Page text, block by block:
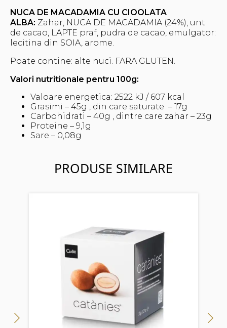
NUCA DE MACADAMIA CU CIOOLATA
ALBA: Zahar, NUCA DE MACADAMIA (24%), unt
de cacao, LAPTE praf, pudra de cacao, emulgator:
lecitina din SOIA, arome.
Poate contine: alte nuci. FARA GLUTEN.
Valori nutritionale pentru 100g:
Valoare energetica: 2522 kJ / 607 kcal
Grasimi – 45g , din care saturate – 17g
Carbohidrati – 40g , dintre care zahar – 23g
Proteine – 9,1g
Sare – 0,08g
PRODUSE SIMILARE